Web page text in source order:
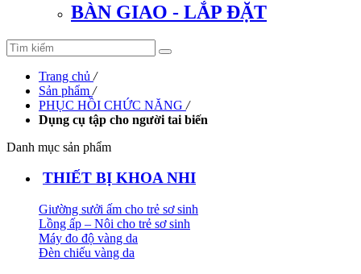
BÀN GIAO - LẮP ĐẶT
Trang chủ /
Sản phẩm /
PHỤC HỒI CHỨC NĂNG /
Dụng cụ tập cho người tai biến
Danh mục sản phẩm
THIẾT BỊ KHOA NHI
Giường sưởi ấm cho trẻ sơ sinh
Lồng ấp – Nôi cho trẻ sơ sinh
Máy đo độ vàng da
Đèn chiếu vàng da